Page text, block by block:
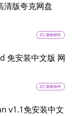
清版夸克网盘
sports_esports 游戏/软件
免安装中文版 网
sports_esports 游戏/软件
v1.1免安装中文